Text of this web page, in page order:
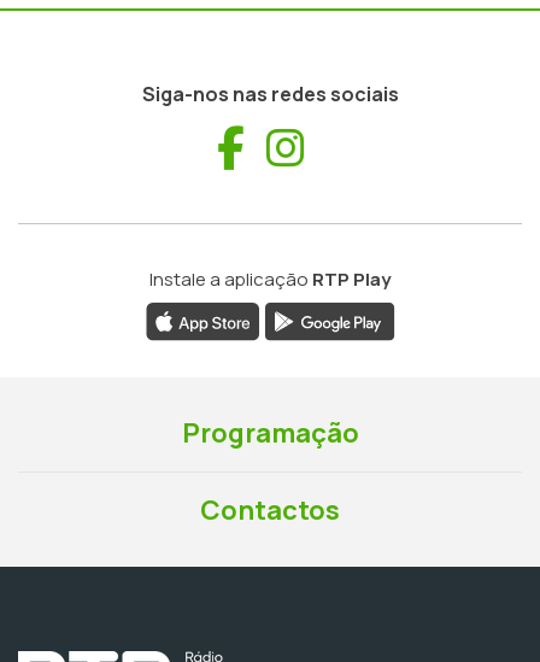
Siga-nos nas redes sociais
Facebook
Instale a aplicação RTP Play
Programação
Contactos